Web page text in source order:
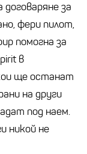
договаряне за
фери пилот,
помогна за
в
ще останат
на други
под наем.
никой не